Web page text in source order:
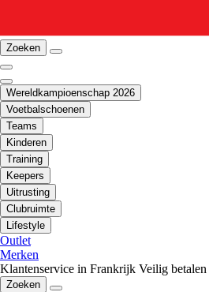
Zoeken
Wereldkampioenschap 2026
Voetbalschoenen
Teams
Kinderen
Training
Keepers
Uitrusting
Clubruimte
Lifestyle
Outlet
Merken
Klantenservice in Frankrijk Veilig betalen
Zoeken